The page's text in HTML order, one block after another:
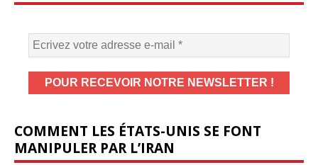
COMMENT LES ÉTATS-UNIS SE FONT
MANIPULER PAR L’IRAN